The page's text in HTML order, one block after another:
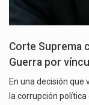
Corte Suprema
Guerra por
En una decisión que
la corrupción